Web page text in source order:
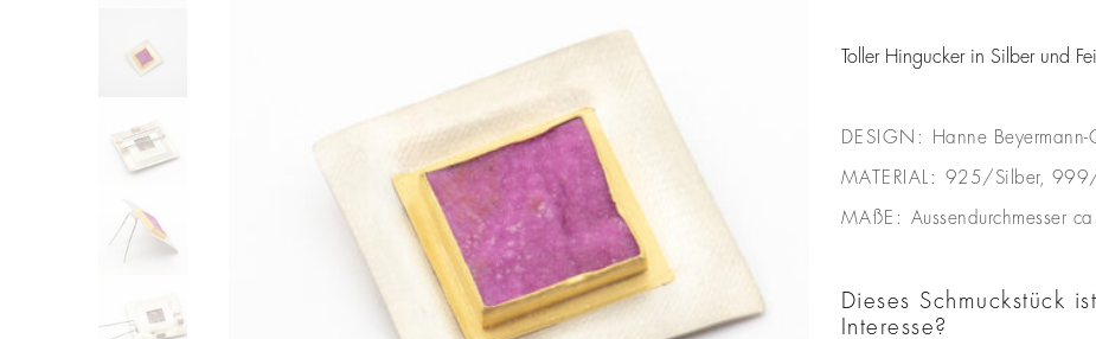
Toller Hingucker in Silber und
DESIGN: Hanne Beyermann-
MATERIAL: 925/Silber, 999/
MAßE: Aussendurchmesser
Dieses Schmuckstück
Interesse?